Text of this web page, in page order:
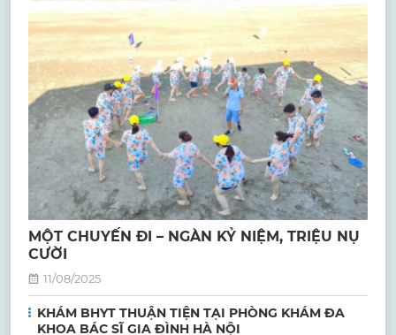
MỘT CHUYẾN ĐI – NGÀN KỶ NIỆM, TRIỆU NỤ
CƯỜI
11/08/2025
KHÁM BHYT THUẬN TIỆN TẠI PHÒNG KHÁM ĐA
KHOA BÁC SĨ GIA ĐÌNH HÀ NỘI